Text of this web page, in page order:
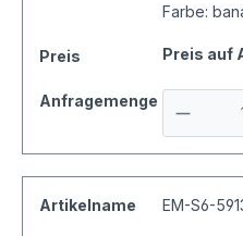
Farbe:
Preis Preis auf
Anfragemenge
Artikelname EM-S6-